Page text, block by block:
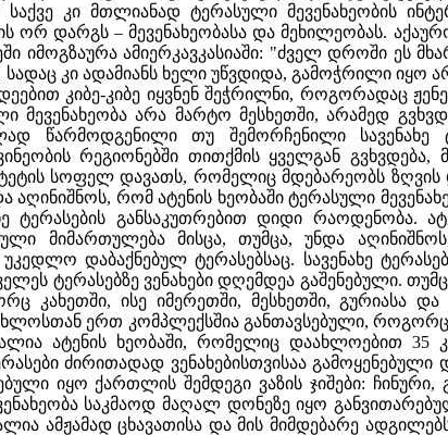
კი მთლიანად ტერასული მევენახეობის
ორ დარგს – მევენახეობასა და მეხილეობას.
იმოგზაურა ამიერკავკასიაში: "ძველ დროში ეს
კი ადამიანს ხელი უწვდიდა, გამოჭრილი იყო
კიბე-კიბე იყვნენ შეჭრილნი, როგორადაც
არა მარტო მესხეთში, არამედ
წარმოდგენილი თუ შემორჩენილი სავენახე
რეგიონებში თითქმის ყველგან
სოფელ დავათს, რომელიც მდებარეობს
აღინიშნოს, რომ ატენის ხეობაში ტერასული
ტერასების განსაკუთრებით დიდი რაოდენობა.
მიმართულება მისცა, თუმცა, უნდა
დაბაქნებულ ტერასებსაც. სავენახე
ტერასებზე ვენახები დღემდეა გაშენებული.
კახეთში, ისე იმერეთში, მესხეთში, გურიასა
ერთ კომპლექსშია განთავსებული,
ატენის ხეობაში, რომელიც დაახლოებით 35
ძირითადად ვენახებისთვისაა გამოყენებული
იყო ქართლის შემდეგი ვაზის ჯიშები: ჩინური,
საკმაოდ მაღალ დონეზე იყო
ამჟამად ცხავათისა და მის მიმდებარე